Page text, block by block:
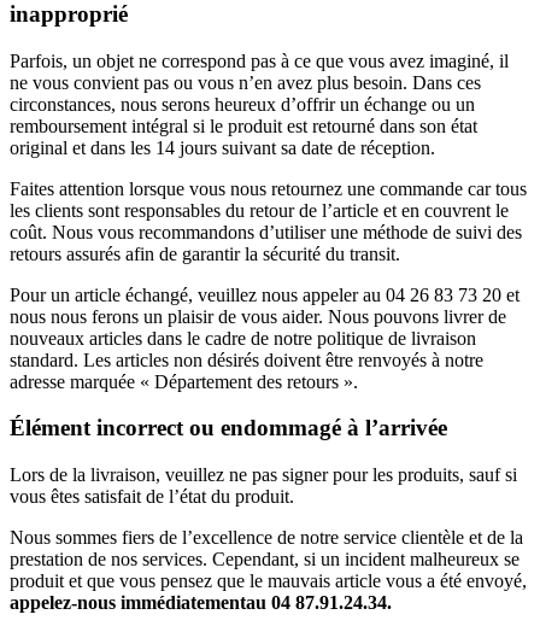
inapproprié
Parfois, un objet ne correspond pas à ce que vous avez imaginé, il
ne vous convient pas ou vous n’en avez plus besoin. Dans ces
circonstances, nous serons heureux d’offrir un échange ou un
remboursement intégral si le produit est retourné dans son état
original et dans les 14 jours suivant sa date de réception.
Faites attention lorsque vous nous retournez une commande car tous
les clients sont responsables du retour de l’article et en couvrent le
coût. Nous vous recommandons d’utiliser une méthode de suivi des
retours assurés afin de garantir la sécurité du transit.
Pour un article échangé, veuillez nous appeler au 04 26 83 73 20 et
nous nous ferons un plaisir de vous aider. Nous pouvons livrer de
nouveaux articles dans le cadre de notre politique de livraison
standard. Les articles non désirés doivent être renvoyés à notre
adresse marquée « Département des retours ».
Élément incorrect ou endommagé à l’arrivée
Lors de la livraison, veuillez ne pas signer pour les produits, sauf si
vous êtes satisfait de l’état du produit.
Nous sommes fiers de l’excellence de notre service clientèle et de la
prestation de nos services. Cependant, si un incident malheureux se
produit et que vous pensez que le mauvais article vous a été envoyé,
appelez-nous immédiatementau 04 87.91.24.34.